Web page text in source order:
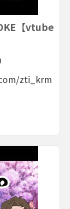
【vtube
zti_krm